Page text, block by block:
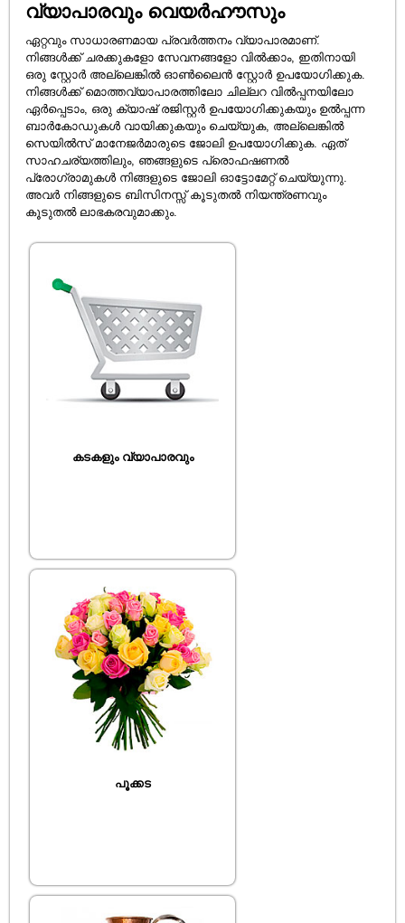
വ്യാപാരവും വെയർഹൗസും
ഏറ്റവും സാധാരണമായ പ്രവർത്തനം വ്യാപാരമാണ്.
നിങ്ങൾക്ക് ചരക്കുകളോ സേവനങ്ങളോ വിൽക്കാം, ഇതിനായി
ഒരു സ്റ്റോർ അല്ലെങ്കിൽ ഓൺലൈൻ സ്റ്റോർ ഉപയോഗിക്കുക.
നിങ്ങൾക്ക് മൊത്തവ്യാപാരത്തിലോ ചില്ലറ വിൽപ്പനയിലോ
ഏർപ്പെടാം, ഒരു ക്യാഷ് രജിസ്റ്റർ ഉപയോഗിക്കുകയും ഉൽപ്പന്ന
ബാർകോഡുകൾ വായിക്കുകയും ചെയ്യുക, അല്ലെങ്കിൽ
സെയിൽസ് മാനേജർമാരുടെ ജോലി ഉപയോഗിക്കുക. ഏത്
സാഹചര്യത്തിലും, ഞങ്ങളുടെ പ്രൊഫഷണൽ
പ്രോഗ്രാമുകൾ നിങ്ങളുടെ ജോലി ഓട്ടോമേറ്റ് ചെയ്യുന്നു.
അവർ നിങ്ങളുടെ ബിസിനസ്സ് കൂടുതൽ നിയന്ത്രണവും
കൂടുതൽ ലാഭകരവുമാക്കും.
കടകളും വ്യാപാരവും
പൂക്കട